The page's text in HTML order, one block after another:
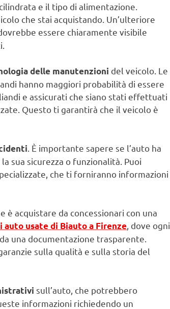
e il tipo di alimentazione.
che stai acquistando. Un’ulteriore
dovrebbe essere chiaramente visibile
delle manutenzioni del veicolo. Le
hanno maggiori probabilità di essere
e assicurati che siano stati effettuati
Questo ti garantirà che il veicolo è
. È importante sapere se l’auto ha
sua sicurezza o funzionalità. Puoi
che ti forniranno informazioni
è acquistare da concessionari con una
auto usate di Biauto a Firenze , dove ogni
una documentazione trasparente.
sulla qualità e sulla storia del
sull’auto, che potrebbero
informazioni richiedendo un